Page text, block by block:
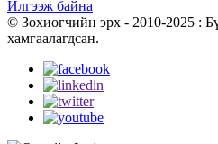
Илгээж байна
© Зохиогчийн эрх - 2010-2025 :
хамгаалагдсан.